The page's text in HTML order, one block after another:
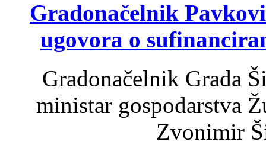
Gradonačelnik
ugovora o
Gradonačelnik Grada
ministar gospodarstva
Zvonimir